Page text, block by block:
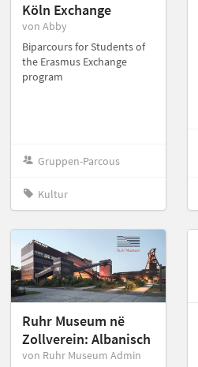
Köln Exchange
von Abby
Biparcours for Students of
the Erasmus Exchange
program
Gruppen-Parcous
Kultur
Ruhr Museum në
Zollverein: Albanisch
von Ruhr Museum Admin